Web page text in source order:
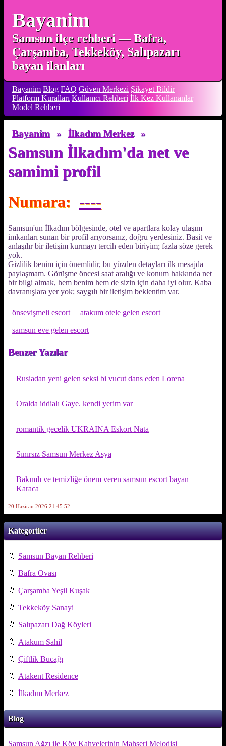
Bayanim
Samsun ilçe rehberi — Bafra,
Çarşamba, Tekkeköy, Salıpazarı
bayan ilanları
Bayanim Blog FAQ Güven Merkezi Şikayet Bildir
Platform Kuralları Kullanıcı Rehberi İlk Kez Kullananlar
Model Rehberi
Kategoriler
📁 Samsun Bayan Rehberi
📁 Bafra Ovası
📁 Çarşamba Yeşil Kuşak
📁 Tekkeköy Sanayi
📁 Salıpazarı Dağ Köyleri
📁 Atakum Sahil
📁 Çiftlik Bucağı
📁 Atakent Residence
📁 İlkadım Merkez
Blog
Samsun Ağzı ile Köy Kahvelerinin Mahşeri Melodisi
Bayanim » İlkadım Merkez »
Samsun İlkadım'da net ve
samimi profil
Numara: ----
Samsun'un İlkadım bölgesinde, otel ve apartlara kolay ulaşım
imkanları sunan bir profil arıyorsanız, doğru yerdesiniz. Basit ve
anlaşılır bir iletişim kurmayı tercih eden biriyim; fazla söze gerek
yok.
Gizlilik benim için önemlidir, bu yüzden detayları ilk mesajda
paylaşmam. Görüşme öncesi saat aralığı ve konum hakkında net
bir bilgi almak, hem benim hem de sizin için daha iyi olur. Kaba
davranışlara yer yok; saygılı bir iletişim beklentim var.
önsevişmeli escort
atakum otele gelen escort
samsun eve gelen escort
Benzer Yazılar
Rusiadan yeni gelen seksi bi vucut dans eden Lorena
Oralda iddialı Gaye. kendi yerim var
romantik gecelik UKRAINA Eskort Nata
Sınırsız Samsun Merkez Asya
Bakımlı ve temizliğe önem veren samsun escort bayan
Karaca
20 Haziran 2026 21:45:52